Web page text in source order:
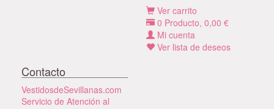
Ver carrito
0 Producto, 0,00 €
Mi cuenta
Ver lista de deseos
Contacto
VestidosdeSevillanas.com
Servicio de Atención al